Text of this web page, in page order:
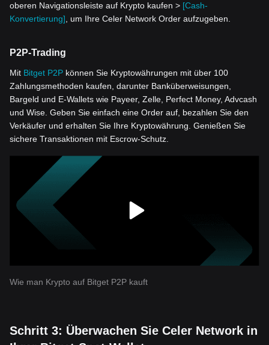
oberen Navigationsleiste auf Krypto kaufen > [Cash-
Konvertierung], um Ihre Celer Network Order aufzugeben.
P2P-Trading
Mit Bitget P2P können Sie Kryptowährungen mit über 100
Zahlungsmethoden kaufen, darunter Banküberweisungen,
Bargeld und E-Wallets wie Payeer, Zelle, Perfect Money, Advcash
und Wise. Geben Sie einfach eine Order auf, bezahlen Sie den
Verkäufer und erhalten Sie Ihre Kryptowährung. Genießen Sie
sichere Transaktionen mit Escrow-Schutz.
Wie man Krypto auf Bitget P2P kauft
Schritt 3: Überwachen Sie Celer Network in